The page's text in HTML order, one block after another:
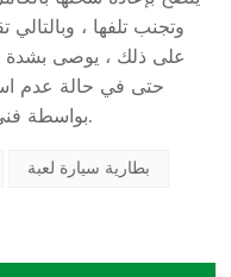
وتجنب تلفها ، وبالتالي
حتى في حالة عدم
بواسطة فني متخصص للتأكد من الكفاءة الكاملة.
بطارية سيارة لعبة